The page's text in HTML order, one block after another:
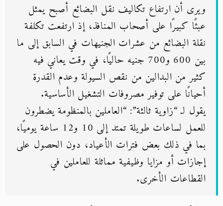
ويرى أن ارتفاع تكاليف نقل البضائع أصبح يمثل
عبئًا كبيرًا على أصحاب المنافذ، إذ ارتفعت تكلفة
نقلة البضائع من عشرات الجنيهات في السابق إلى ما
بين 600 و700 جنيه حاليًا، في وقت يعاني فيه
كثير من البدالين من نقص السيولة وعدم القدرة
أحيانًا على توفير مصروفات التشغيل الأساسية.
يقول لـ “زاوية ثالثة”: “العاملين بالمنظومة يضطرون
للعمل لساعات طويلة تمتد إلى 10 و12 ساعة يوميًا،
بما في ذلك بعض فترات الأعياد، دون الحصول على
إجازات أو مزايا وظيفية مماثلة للعاملين في
القطاعات الأخرى.